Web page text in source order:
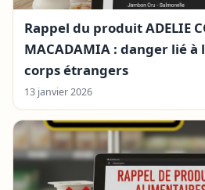
Rappel du produit ADELIE
MACADAMIA : danger lié à
corps étrangers
13 janvier 2026